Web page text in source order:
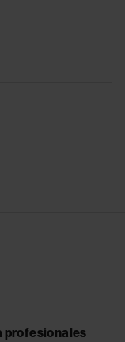
profesionales